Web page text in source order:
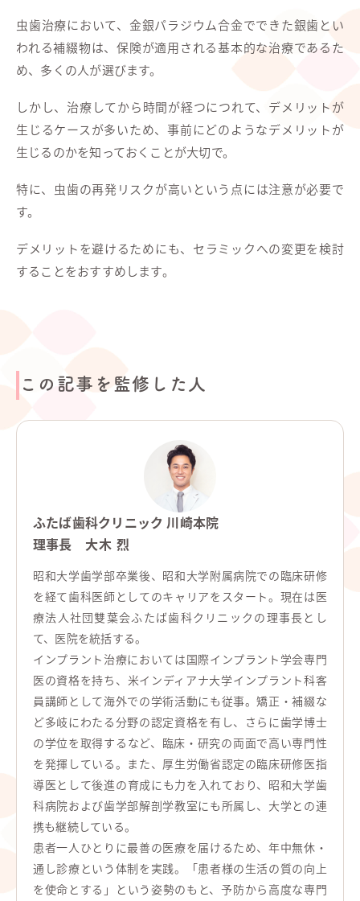
虫歯治療において、金銀パラジウム合金でできた銀歯とい
われる補綴物は、保険が適用される基本的な治療であるた
め、多くの人が選びます。
しかし、治療してから時間が経つにつれて、デメリットが
生じるケースが多いため、事前にどのようなデメリットが
生じるのかを知っておくことが大切で。
特に、虫歯の再発リスクが高いという点には注意が必要で
す。
デメリットを避けるためにも、セラミックへの変更を検討
することをおすすめします。
この記事を監修した人
ふたば歯科クリニック 川崎本院
理事長 大木 烈
昭和大学歯学部卒業後、昭和大学附属病院での臨床研修
を経て歯科医師としてのキャリアをスタート。現在は医
療法人社団雙葉会ふたば歯科クリニックの理事長とし
て、医院を統括する。
インプラント治療においては国際インプラント学会専門
医の資格を持ち、米インディアナ大学インプラント科客
員講師として海外での学術活動にも従事。矯正・補綴な
ど多岐にわたる分野の認定資格を有し、さらに歯学博士
の学位を取得するなど、臨床・研究の両面で高い専門性
を発揮している。また、厚生労働省認定の臨床研修医指
導医として後進の育成にも力を入れており、昭和大学歯
科病院および歯学部解剖学教室にも所属し、大学との連
携も継続している。
患者一人ひとりに最善の医療を届けるため、年中無休・
通し診療という体制を実践。「患者様の生活の質の向上
を使命とする」という姿勢のもと、予防から高度な専門